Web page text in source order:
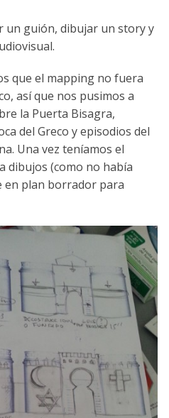
un guión, dibujar un story y
que el mapping no fuera
así que nos pusimos a
la Puerta Bisagra,
del Greco y episodios del
Una vez teníamos el
dibujos (como no había
en plan borrador para